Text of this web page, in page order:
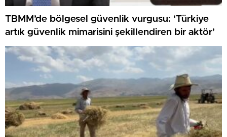
TBMM’de bölgesel güvenlik vurgusu: ‘Türkiye
artık güvenlik mimarisini şekillendiren bir aktör’